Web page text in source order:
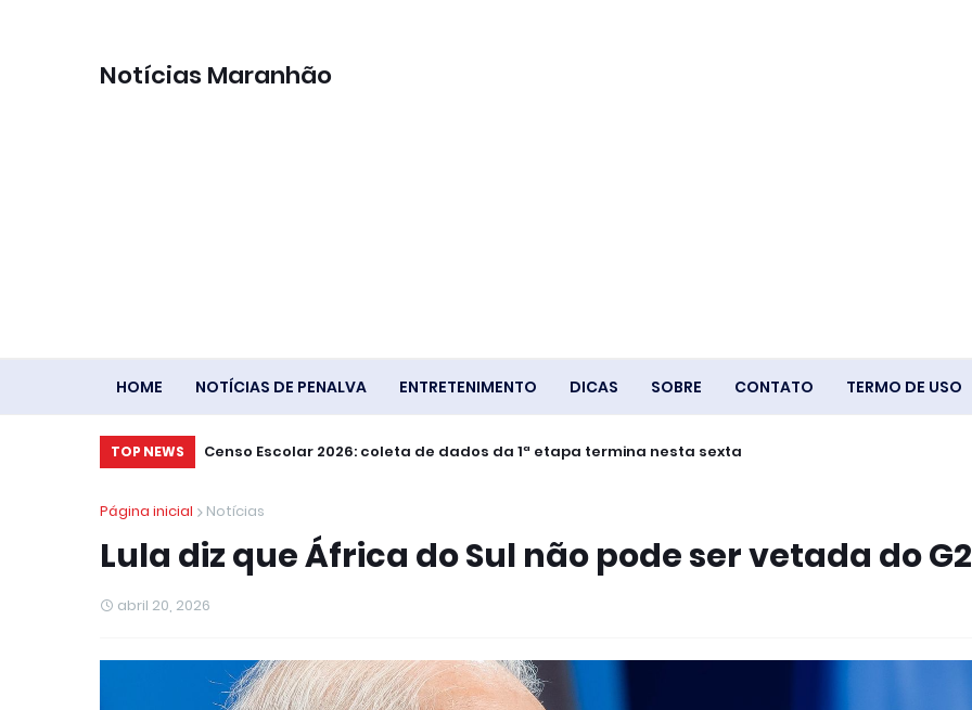
Notícias Maranhão
HOME NOTÍCIAS DE PENALVA ENTRETENIMENTO DICAS SOBRE CONTATO TERMO DE USO
TOP NEWS Censo Escolar 2026: coleta de dados da 1ª etapa termina nesta sexta
Página inicial Notícias
Lula diz que África do Sul não pode ser vetada do
abril 20, 2026